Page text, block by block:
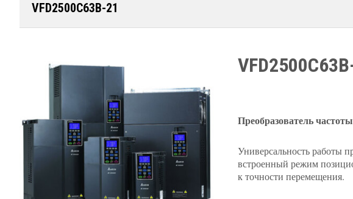
VFD2500C63B-21
Преобразователь
Универсальность работы
встроенный режим
к точности перемещения.